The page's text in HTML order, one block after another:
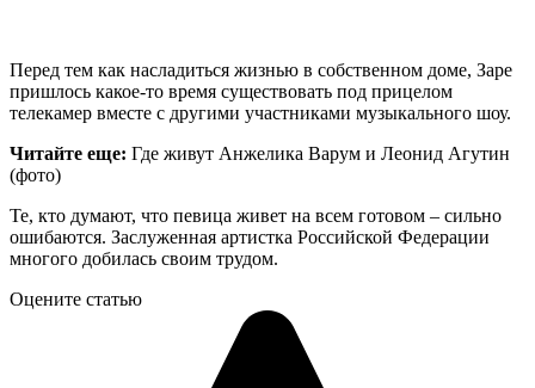
Перед тем как насладиться жизнью в собственном доме, Заре
пришлось какое-то время существовать под прицелом
телекамер вместе с другими участниками музыкального шоу.
Читайте еще: Где живут Анжелика Варум и Леонид Агутин
(фото)
Те, кто думают, что певица живет на всем готовом – сильно
ошибаются. Заслуженная артистка Российской Федерации
многого добилась своим трудом.
Оцените статью